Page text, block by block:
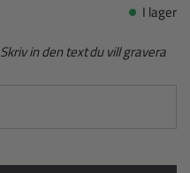
I lager
Skriv in den text du vill gravera